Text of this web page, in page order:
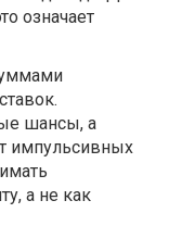
означает
шансы, а
импульсивных
а не как